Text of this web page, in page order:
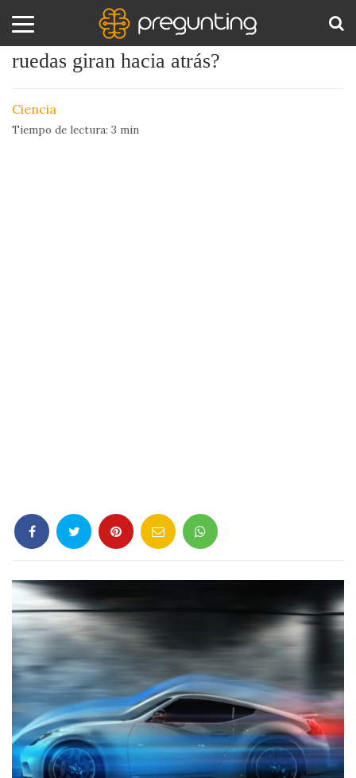
Amor
Sexo
Gastronomía
Lenguaje
Leyes
Literatura
Moda
y
Tendencias
¿Por qué en televisión parece que las
ruedas giran hacia atrás?
Ciencia
Tiempo de lectura: 3 min